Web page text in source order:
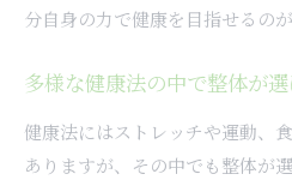
分自身の力で健康を目指せるの
多様な健康法の中で整体が
健康法にはストレッチや運動、
ありますが、その中でも整体が